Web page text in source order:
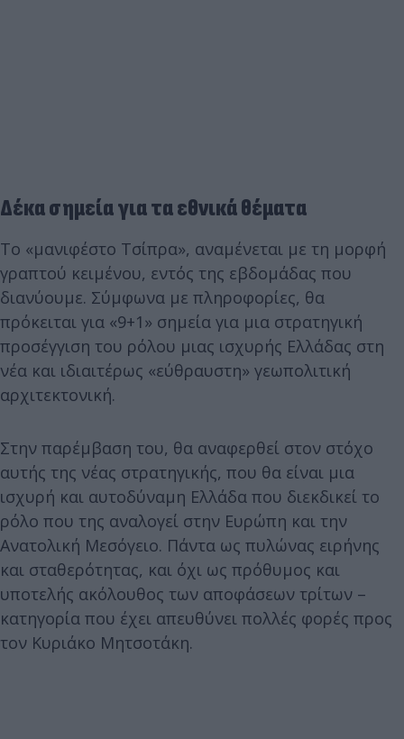
Δέκα σημεία για τα εθνικά θέματα
Το «μανιφέστο Τσίπρα», αναμένεται με τη μορφή
γραπτού κειμένου, εντός της εβδομάδας που
διανύουμε. Σύμφωνα με πληροφορίες, θα
πρόκειται για «9+1» σημεία για μια στρατηγική
προσέγγιση του ρόλου μιας ισχυρής Ελλάδας στη
νέα και ιδιαιτέρως «εύθραυστη» γεωπολιτική
αρχιτεκτονική.
Στην παρέμβαση του, θα αναφερθεί στον στόχο
αυτής της νέας στρατηγικής, που θα είναι μια
ισχυρή και αυτοδύναμη Ελλάδα που διεκδικεί το
ρόλο που της αναλογεί στην Ευρώπη και την
Ανατολική Μεσόγειο. Πάντα ως πυλώνας ειρήνης
και σταθερότητας, και όχι ως πρόθυμος και
υποτελής ακόλουθος των αποφάσεων τρίτων –
κατηγορία που έχει απευθύνει πολλές φορές προς
τον Κυριάκο Μητσοτάκη.